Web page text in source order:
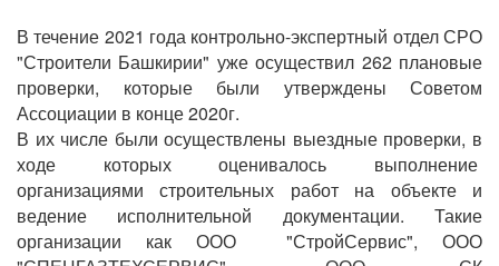
В течение 2021 года контрольно-экспертный отдел СРО
"Строители Башкирии" уже осуществил 262 плановые
проверки, которые были утверждены Советом
Ассоциации в конце 2020г.
В их числе были осуществлены выездные проверки, в
ходе которых оценивалось выполнение
организациями строительных работ на объекте и
ведение исполнительной документации. Такие
организации как ООО "СтройСервис", ООО